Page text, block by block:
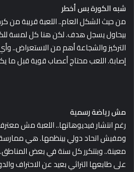
شبه الكورة بس أخطر
من حيث الشكل العام.. اللعبة قريبة من
بيحاول يسجل هدف. لكن هنا كل لمسة
التركيز والشجاعة أهم من الاستعراض..
إصابة. اللعب محتاج أعصاب قوية قبل ما
مش رياضة رسمية
رغم انتشار فيديوهاتها.. اللعبة مش
ومفيش اتحاد دولي بينظمها. هي
معينة.. وبتتكرر كل سنة في بعض
على طابعها التراثي بعيد عن الاحتراف